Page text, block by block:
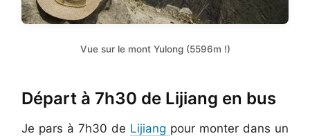
Vue sur le mont Yulong (5596m !)
Départ à 7h30 de Lijiang en bus
Je pars à 7h30 de Lijiang pour monter dans un